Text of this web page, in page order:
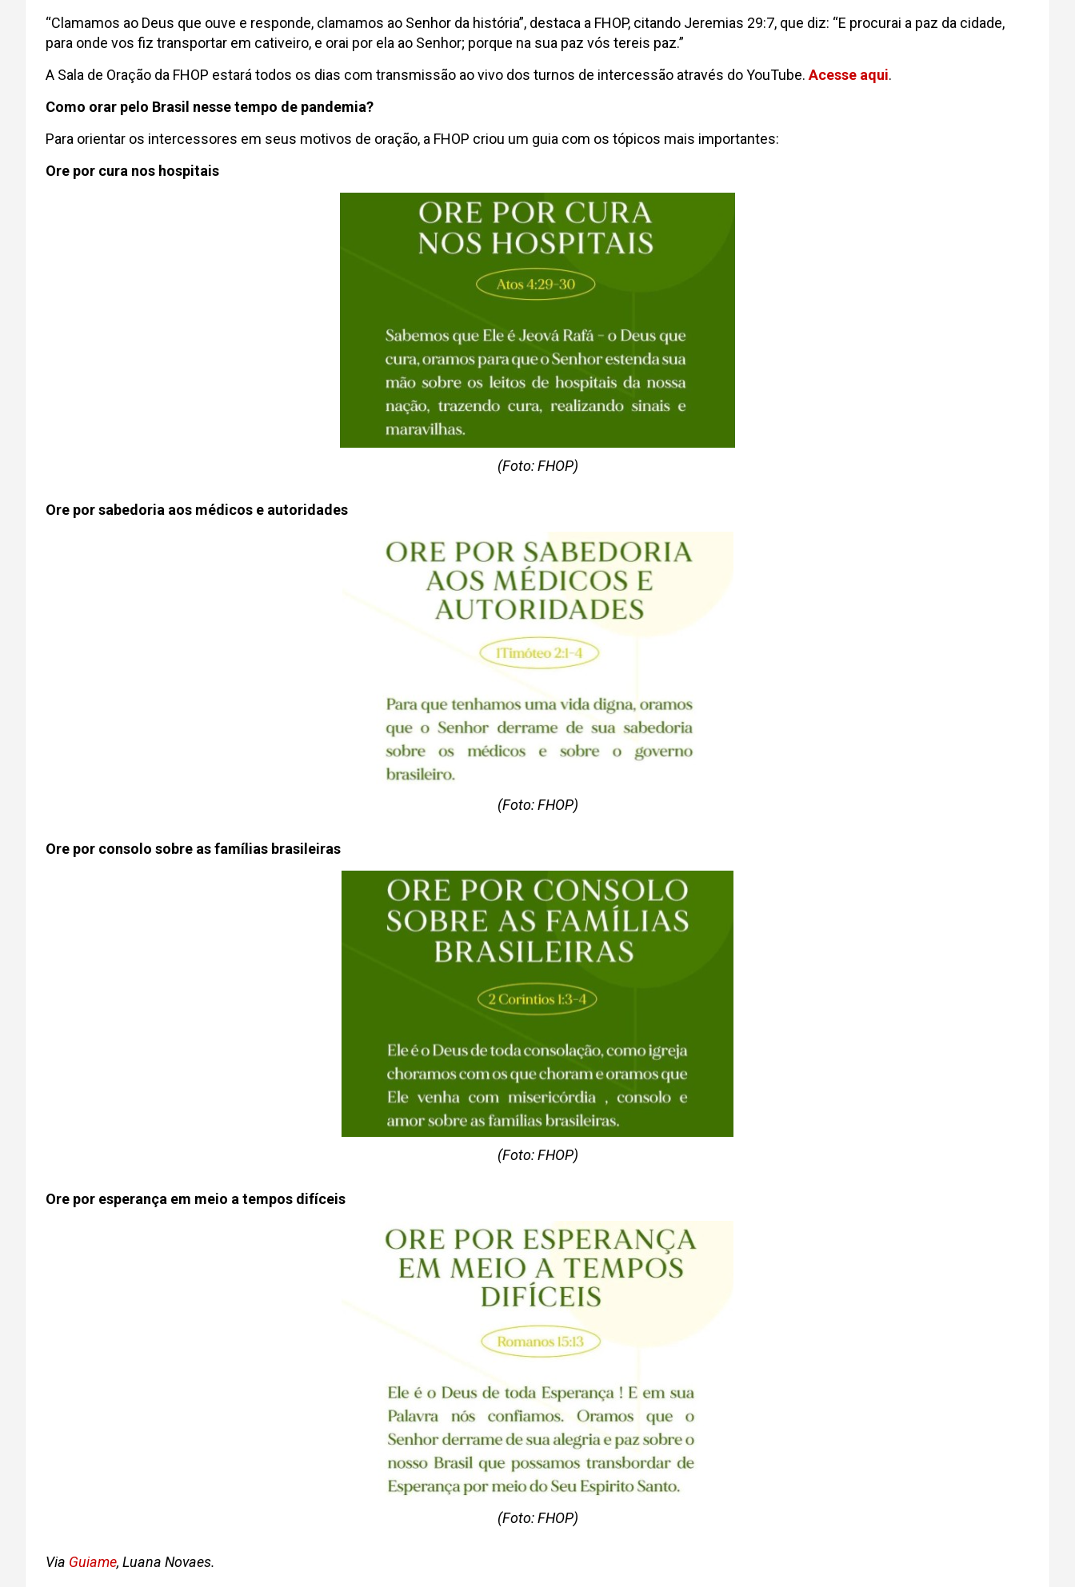
“Clamamos ao Deus que ouve e responde, clamamos ao Senhor da história”, destaca a FHOP, citando Jeremias 29:7, que diz: “E procurai a paz da cidade,
para onde vos fiz transportar em cativeiro, e orai por ela ao Senhor; porque na sua paz vós tereis paz.”
A Sala de Oração da FHOP estará todos os dias com transmissão ao vivo dos turnos de intercessão através do YouTube. Acesse aqui.
Como orar pelo Brasil nesse tempo de pandemia?
Para orientar os intercessores em seus motivos de oração, a FHOP criou um guia com os tópicos mais importantes:
Ore por cura nos hospitais
(Foto: FHOP)
Ore por sabedoria aos médicos e autoridades
(Foto: FHOP)
Ore por consolo sobre as famílias brasileiras
(Foto: FHOP)
Ore por esperança em meio a tempos difíceis
(Foto: FHOP)
Via Guiame, Luana Novaes.